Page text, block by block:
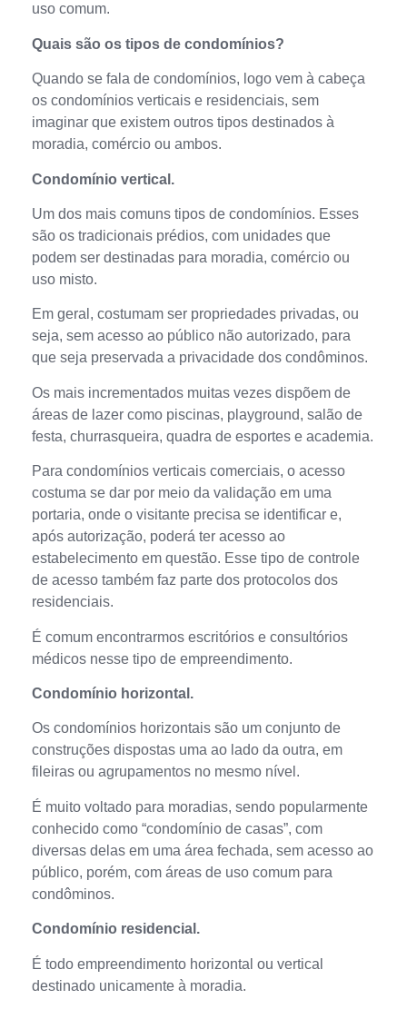
uso comum.
Quais são os tipos de condomínios?
Quando se fala de condomínios, logo vem à cabeça
os condomínios verticais e residenciais, sem
imaginar que existem outros tipos destinados à
moradia, comércio ou ambos.
Condomínio vertical.
Um dos mais comuns tipos de condomínios. Esses
são os tradicionais prédios, com unidades que
podem ser destinadas para moradia, comércio ou
uso misto.
Em geral, costumam ser propriedades privadas, ou
seja, sem acesso ao público não autorizado, para
que seja preservada a privacidade dos condôminos.
Os mais incrementados muitas vezes dispõem de
áreas de lazer como piscinas, playground, salão de
festa, churrasqueira, quadra de esportes e academia.
Para condomínios verticais comerciais, o acesso
costuma se dar por meio da validação em uma
portaria, onde o visitante precisa se identificar e,
após autorização, poderá ter acesso ao
estabelecimento em questão. Esse tipo de controle
de acesso também faz parte dos protocolos dos
residenciais.
É comum encontrarmos escritórios e consultórios
médicos nesse tipo de empreendimento.
Condomínio horizontal.
Os condomínios horizontais são um conjunto de
construções dispostas uma ao lado da outra, em
fileiras ou agrupamentos no mesmo nível.
É muito voltado para moradias, sendo popularmente
conhecido como “condomínio de casas”, com
diversas delas em uma área fechada, sem acesso ao
público, porém, com áreas de uso comum para
condôminos.
Condomínio residencial.
É todo empreendimento horizontal ou vertical
destinado unicamente à moradia.